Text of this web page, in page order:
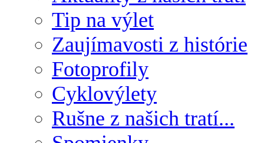
Tip na výlet
Zaujímavosti z histórie
Fotoprofily
Cyklovýlety
Rušne z našich tratí...